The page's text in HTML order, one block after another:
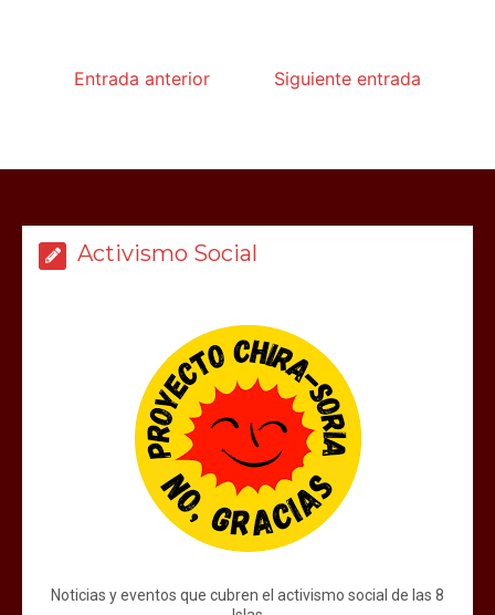
Entrada anterior Siguiente entrada
Activismo Social
Noticias y eventos que cubren el activismo social de las 8